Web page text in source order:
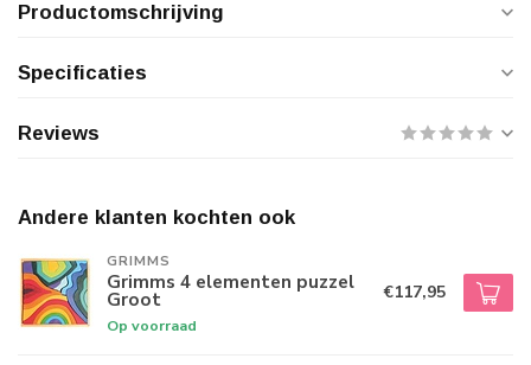
Productomschrijving
Specificaties
Reviews
Andere klanten kochten ook
GRIMMS
Grimms 4 elementen puzzel
Groot
Op voorraad
€117,95